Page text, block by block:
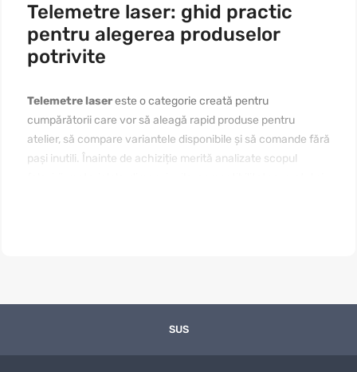
Telemetre laser: ghid practic
pentru alegerea produselor
potrivite
Telemetre lasereste o categorie creată pentru
cumpărătorii care vor să aleagă rapid produse pentru
atelier, să compare variantele disponibile și să comande fără
pași inutili. Înainte de achiziție merită analizate scopul
Cui se potrivește categoria „Telemetre
Categoria este utilă pentru persoane care caută soluții
SUS